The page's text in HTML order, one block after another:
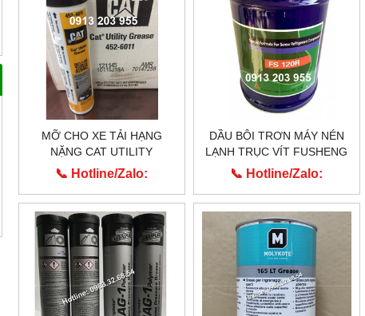
MỠ CHO XE TẢI HẠNG
NẶNG CAT UTILITY
GREASE 452-6011
📞 Hotline/Zalo:
DẦU BÔI TRƠN MÁY NÉN
LẠNH TRỤC VÍT FUSHENG
FS 120R
📞 Hotline/Zalo: